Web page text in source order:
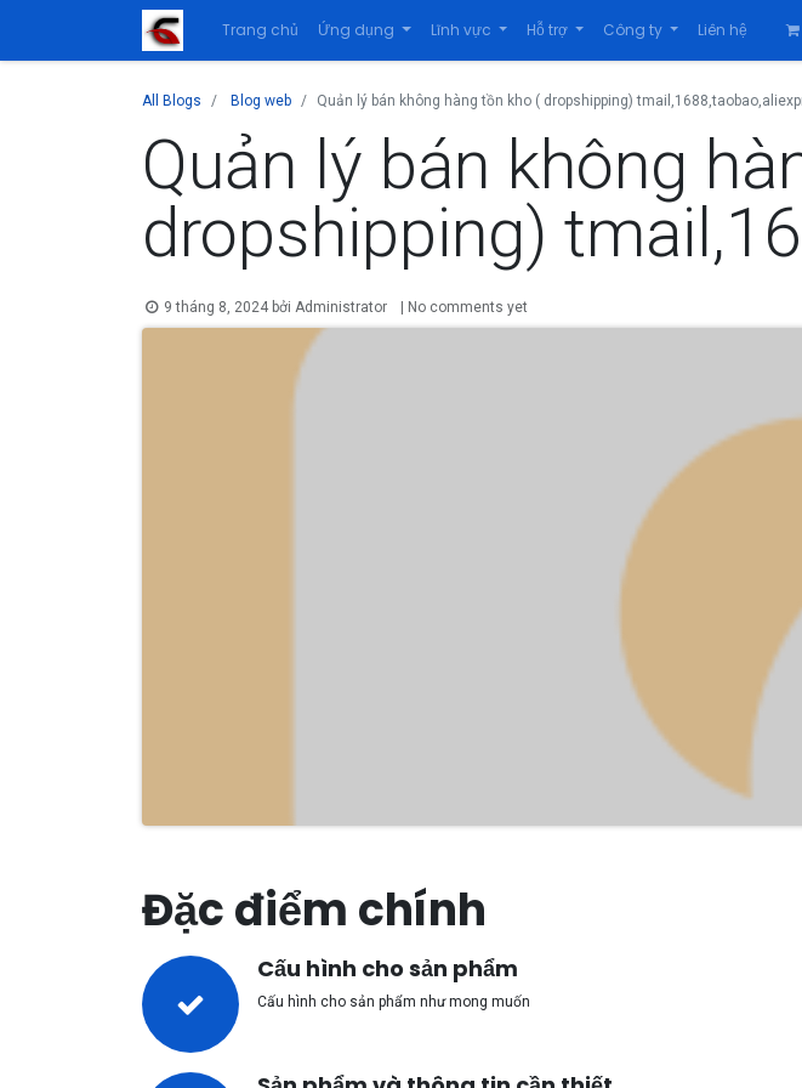
Trang chủ Ứng dụng Lĩnh vực Hỗ trợ Công ty Liên hệ
All Blogs Blog web Quản lý bán không hàng tồn kho ( dropshipping)
Quản lý bán không
dropshipping)
9 tháng 8, 2024 bởiAdministrator | No comments yet
Đặc điểm chính
Cấu hình cho sản phẩm
Cấu hình cho sản phẩm như mong muốn